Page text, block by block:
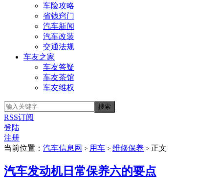
车险攻略
省钱窍门
汽车新闻
汽车改装
交通法规
车友之家
车友答疑
车友茶馆
车友维权
RSS订阅
登陆
注册
当前位置： 汽车信息网 > 用车 > 维修保养 > 正文
汽车发动机日常保养六的要点